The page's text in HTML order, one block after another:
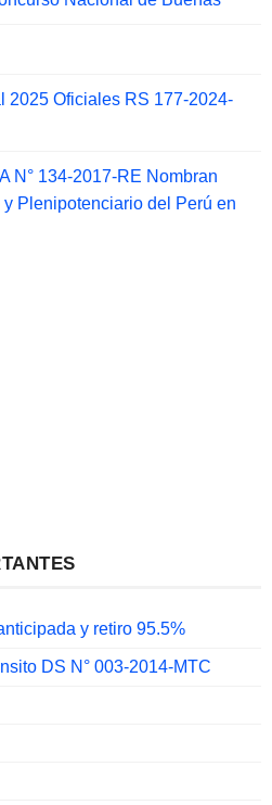
2025 Oficiales RS 177-2024-
N° 134-2017-RE Nombran
Plenipotenciario del Perú en
y retiro 95.5%
DS N° 003-2014-MTC